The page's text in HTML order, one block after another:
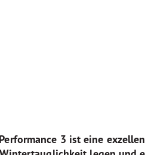
3 ist eine